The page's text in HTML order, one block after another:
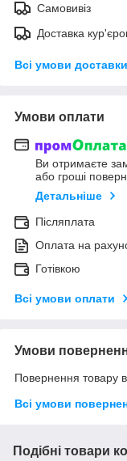
Самовивіз
Доставка
Всі умови доставки
Умови оплати
Ви отримаєте
або гроші
Детальніше
Післяплата
Оплата на
Готівкою
Всі умови оплати
Умови
Повернення товару
Всі умови
Подібні товари